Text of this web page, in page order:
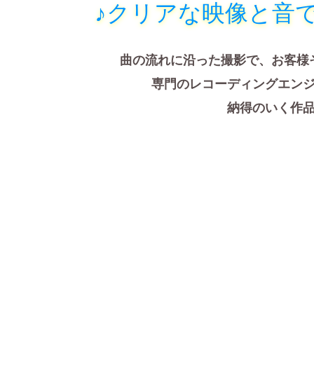
曲の流れに沿った撮影で、お客
専門のレコーディングエン
納得のいく作
♪クリアな映像と音